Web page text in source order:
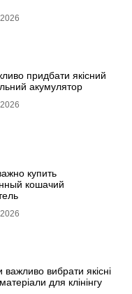
придбати якісний
акумулятор
купить
кошачий
важливо вибрати якісні
для клінінгу